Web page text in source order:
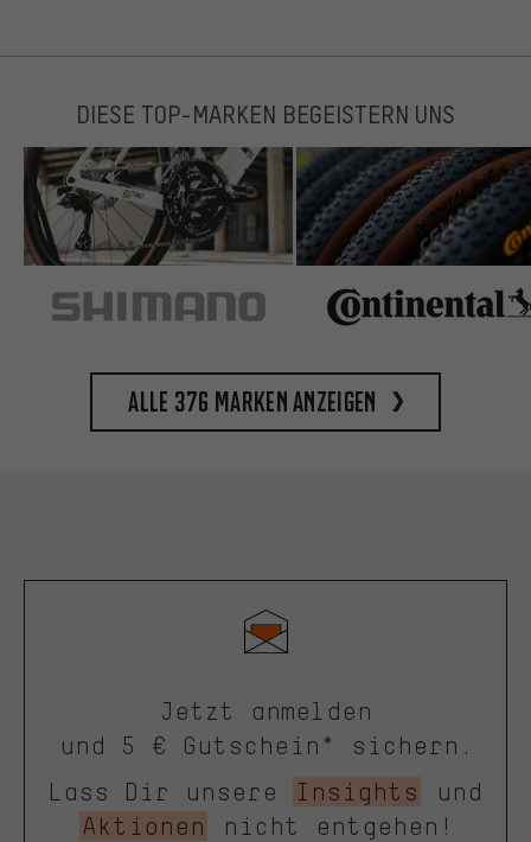
DIESE TOP-MARKEN BEGEISTERN UNS
Alle 376 Marken anzeigen
Jetzt anmelden
und 5 € Gutschein* sichern.
Lass Dir unsere
Insights
und
Aktionen
nicht entgehen!